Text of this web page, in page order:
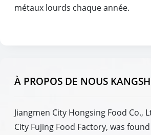
métaux lourds chaque année.
À PROPOS DE NOUS
Jiangmen City Hongsing Food Co.,
City Fujing Food Factory, was